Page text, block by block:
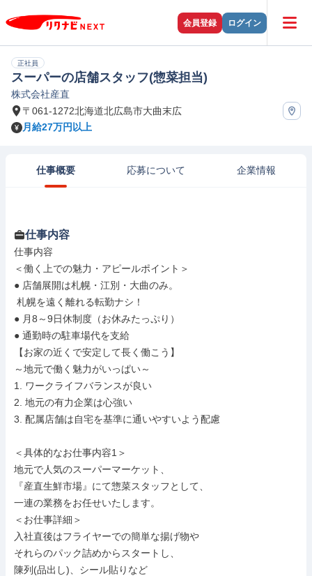
会員登録 ログイン
正社員
スーパーの店舗スタッフ(惣菜担当)
株式会社産直
〒061-1272北海道北広島市大曲末広
月給27万円以上
仕事概要 応募について 企業情報
仕事内容
仕事内容
＜働く上での魅力・アピールポイント＞
● 店舗展開は札幌・江別・大曲のみ。
● 月8～9日休制度（お休みたっぷり）
● 通勤時の駐車場代を支給
【お家の近くで安定して長く働こう】
～地元で働く魅力がいっぱい～
1. ワークライフバランスが良い
2. 地元の有力企業は心強い
3. 配属店舗は自宅を基準に通いやすいよう配慮
＜具体的なお仕事内容1＞
地元で人気のスーパーマーケット、
『産直生鮮市場』にて惣菜スタッフとして、
一連の業務をお任せいたします。
＜お仕事詳細＞
入社直後はフライヤーでの簡単な揚げ物や
それらのパック詰めからスタートし、
陳列(品出し)、シール貼りなど